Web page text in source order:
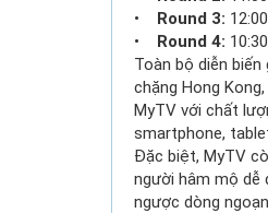
• Round 3:
•
Round 4:
Toàn bộ diễn
chặng Hong
MyTV với chất
smartphone,
Đặc biệt, MyTV
người hâm mộ dễ
ngược dòng